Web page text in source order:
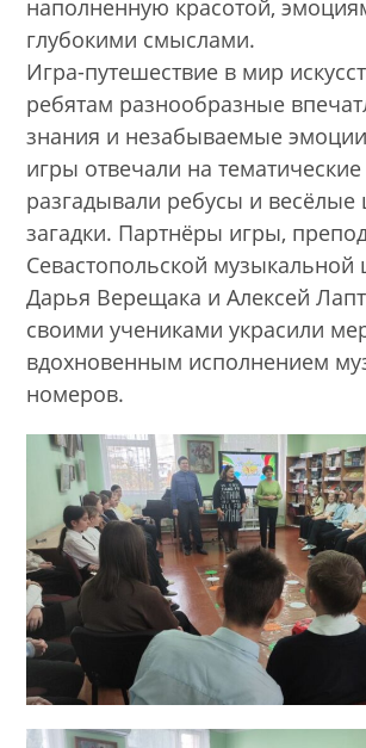
наполненную красотой,
глубокими смыслами.
Игра-путешествие в мир
ребятам разнообразные
знания и незабываемые
игры отвечали на
разгадывали ребусы и весёлые
загадки. Партнёры игры,
Севастопольской
Дарья Верещака и Алексей
своими учениками украсили
вдохновенным исполнением
номеров.